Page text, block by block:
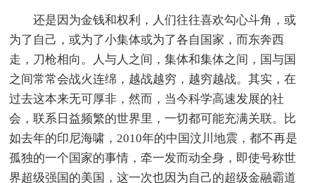
还是因为金钱和权利，人们往往喜欢勾心斗角，或
为了自己，或为了小集体或为了各自国家，而东奔西
走，刀枪相向。人与人之间，集体和集体之间，国与国
之间常常会战火连绵，越战越穷，越穷越战。其实，在
过去这本来无可厚非，然而，当今科学高速发展的社
会，联系日益频繁的世界里，一切都可能充满关联。比
如去年的印尼海啸，2010年的中国汶川地震，都不再是
孤独的一个国家的事情，牵一发而动全身，即使号称世
界超级强国的美国，这一次也因为自己的超级金融霸道